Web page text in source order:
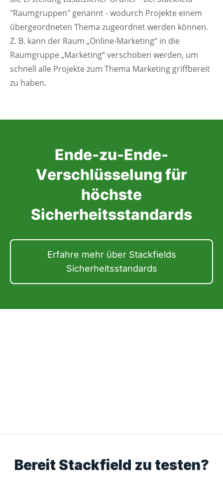
"Raumgruppen" genannt - wodurch Projekte einem
übergeordneten Thema zugeordnet werden können.
Z. B. kann der Raum „Online-Marketing“ in die
Raumgruppe „Marketing“ verschoben werden, um
schnell alle Projekte zum Thema Marketing griffbereit
zu haben.
Ende-zu-Ende-
Verschlüsselung für
höchste
Sicherheitsstandards
Erfahre mehr über Stackfields
Sicherheitsstandards
Bereit Stackfield zu testen?